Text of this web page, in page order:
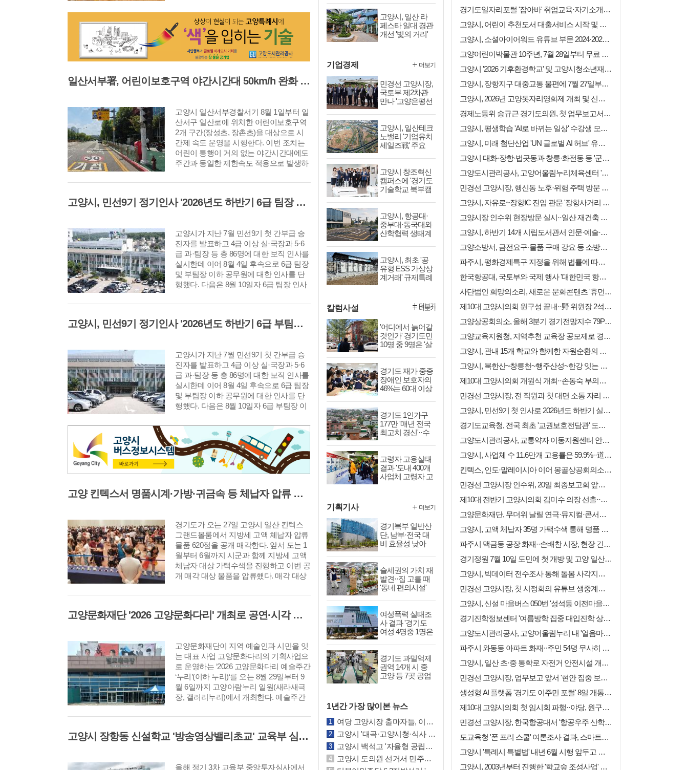
크와 화장실을 전면 정비했으며 자료실과
공용공간의 내부 환경도 개선했다. 또 어
린이와 보호자, 장애인 등 다양한 이용자
가 편리하게 시설을 이용할 수 있도록 화
장실과 이동 동선을 정비하는 등 안전성과
이용 편의성을 높였다.
일산서부署, 어린이보호구역 야간시간대 50km/h 완화 '시간제 속도운영' 시행
고양시 일산서부경찰서기 8월 1일부터 일
산서구 일산로에 위치한 어린이보호구역
2개 구간(장성초, 장촌초)을 대상으로 시
간제 속도 운영을 시행한다. 이번 조치는
어린이 통행이 거의 없는 야간시간대에도
주간과 동일한 제한속도 적용으로 발생하
름을 확보하기 위해서 추진되었다.
고양시, 민선9기 정기인사 '2026년도 하반기 6급 팀장 인사발령 사항'
고양시가 지난 7월 민선9기 첫 간부급 승
진자를 발표하고 4급 이상 실·국장과 5·6
급 과·팀장 등 총 86명에 대한 보직 인사를
실시한데 이어 8월 4일 후속으로 6급 팀장
및 부팀장 이하 공무원에 대한 인사를 단
행했다. 다음은 8월 10일자 6급 팀장 인사
고양시, 민선9기 정기인사 '2026년도 하반기 6급 부팀장 이하 인사발령 사항'
고양시가 지난 7월 민선9기 첫 간부급 승
진자를 발표하고 4급 이상 실·국장과 5·6
급 과·팀장 등 총 86명에 대한 보직 인사를
실시한데 이어 8월 4일 후속으로 6급 팀장
및 부팀장 이하 공무원에 대한 인사를 단
행했다. 다음은 8월 10일자 6급 부팀장 이
고양 킨텍스서 명품시계·가방·귀금속 등 체납자 압류 동산 620점 공개 경매
경기도가 오는 27일 고양시 일산 킨텍스
그랜드볼룸에서 지방세 고액 체납자 압류
물품 620점을 공개 매각한다. 앞서 도는 1
월부터 6월까지 시군과 함께 지방세 고액
체납자 대상 가택수색을 진행하고 이번 공
개 매각 대상 물품을 압류했다. 매각 대상
팔찌 등 귀금속 265점과 미술품, 골프채,
저 입찰가 1,350만원의 위블로 시계와 650
고양문화재단 '2026 고양문화다리' 개최로 공연·시각 등 다채로운 무대 선보여
고양문화재단이 지역 예술인과 시민을 잇
는 대표 사업 고양문화다리의 기획사업으
로 운영하는 ‘2026 고양문화다리 예술주간
‘누리’(이하 누리)‘를 오는 8월 29일부터 9
월 6일까지 고양아람누리 일원(새라새극
장, 갤러리누리)에서 개최한다. 예술주간
리의 기획사업으로 시민이 예술을 일상에
수 있는 접점을 넓히기 위해 마련된 사업고양시 장항동 신설학교 '방송영상밸리초교' 교육부 심사 통과··2030년 개교
올해 정기 3차 교육부 중앙투자심사에서
고양시, 일산 라
페스타 일대 경관
개선 '빛의 거리'
기업경제
민경선 고양시장,
국토부 제2차관
만나 '고양은평선
고양시, 일산테크
노밸리 '기업유치
세일즈戰' 주요
고양시 창조혁신
캠퍼스에 '경기도
기술학교 북부캠
고양시, 항공대·
중부대·동국대와
산학협력 생태계
고양시, 최초 '공
유형 ESS 가상상
계거래' 규제특례
더보기
더보기
칼럼사설
'어디에서 늙어갈
것인가' 경기도민
10명 중 9명은 '살
경기도 재가 중증
장애인 보호자의
46%는 60대 이상
경기도 1인가구
177만 '매년 전국
최고치 경신'··수
고령자 고용실태
결과 '도내 400개
사업체 고령자 고
더보기
기획기사
경기북부 일반산
단, 남부·전국 대
비 효율성 낮아
슬세권의 가치 재
발견··집 고를 때
'동네 편의시설'
여성폭력 실태조
사 결과 '경기도
여성 4명중 1명은
경기도 과밀억제
권역 14개 시 중
고양 등 7곳 공업
요
더보기
1년간 가장 많이본 뉴스
여당 고양시장 출마자들, 이동환 시장의 道 비판에 '4대 현안 실패는 본인 무능 결과'
고양시 '대곡·고양시청·식사 및 가좌·식사 트램' 제2차 경기도 도시철도망에 반영
고양시 백석고 '자율형 공립고' 선정··예산 지원·교육 자율권·지역협력 확대 등 특례
고양시 도의원 선거서 민주당 '싹쓸이'··그나마 고양시의원 선거는 국민의힘 선방
경기도일자리포털 '잡아바' 취업교육·자기소개서 등 무료 취업지원 서비스 제공
고양시, 어린이 추천도서 대출서비스 시작 및 킨텍스 곤충박물관 특별전 개최
고양시, 소셜아이어워드 유튜브 부문 2024·2025년 이어 3년 연속 '대상' 수상
고양어린이박물관 10주년, 7월 28일부터 무료 상설체험 8종·모집교육 4종 운영
고양시 '2026 기후환경학교' 및 고양시청소년재단 '방학 문화체육' 수강생 모집
고양시, 장항지구 대중교통 불편에 7월 27일부터 N003-1번 한시 운행 시작
고양시, 2026년 고양돗자리영화제 개최 및 신중년캠퍼스 하반기 과정 학습자 모집
경제노동위 송규근 경기도의원, 첫 업무보고서 '골목상권 및 전통시장 활성화' 집중
고양시, 평생학습 'AI로 바뀌는 일상' 수강생 모집 및 2026 주민등록 사실조사 실시
고양시, 미래 첨단산업 'UN 글로벌 AI 허브' 유치 추진 및 '고양 IR데이' 23일 개최
고양시 대화·장항·법곳동과 창릉·화전동 등 '군사시설보호 및 비행안전구역' 해제
고양도시관리공사, 고양어울림누리체육센터 '빙상·인공암벽 여름방학 특강' 운영
민경선 고양시장, 행신동 노후·위험 주택 방문 및 독거노인 돌봄 우유배달 사업 협약
고양시, 자유로~장항IC 진입 관문 '장항사거리 병목구간' 좌회전 차로 증설 추진
고양시장 인수위 현장방문 실시··일산 재건축 사업성 확보·원마운트 회생안 등 검토
고양시, 하반기 14개 시립도서관서 인문·예술·생태 아우르는 18개 프로그램 운영
고양소방서, 금전요구·물품 구매 강요 등 소방기관 및 소방공무원 사칭 주의 당부
파주시, 평화경제특구 지정을 위해 법률에 따른 민간사업시행예정자 사전 공모 실시
한국항공대, 국토부와 국제 행사 '대한민국 항공안전포럼·항공안전세미나' 통합 개최
사단법인 희망의소리, 새로운 문화콘텐츠 '휴먼콘서트' 첫선··사람의 가치를 전하다
제10대 고양시의회 원구성 끝내··野 위원장 2석에도 모든 상임위 주도권 민주당에
고양상공회의소, 올해 3분기 경기전망지수 79P로 지역기업 체감경기 여전히 위축
고양교육지원청, 지역추천 교육장 공모제로 경기교육 대전환 이끌 지역인재 선발
고양시, 관내 15개 학교와 함께한 자원순환의 날 마무리 '8월 참여학교 추가 모집'
고양시, 북한산~창릉천~행주산성~한강 잇는 물길 재탄생 '고양 블루웨이' 밑그림
제10대 고양시의회 개원식 개최··손동숙 부의장 선출 '내일 원구성 마무리 예정'
민경선 고양시장, 전 직원과 첫 대면 소통 자리 마련··비전 공유 및 공정 인사 약속
고양시, 민선9기 첫 인사로 2026년도 하반기 실·국장 및 5급 과장 승진자 발표
경기도교육청, 전국 최초 '교권보호전담관' 도입··교육감 직속 교권보호단 구성키로
고양도시관리공사, 교통약자 이동지원센터 안전운전 총력 '사고 건수 지속 감소'
고양시, 사업체 수 11.6만개 고용률은 59.9%··道 '테이터로 보는 31개 시군' 발간
킨텍스, 인도·말레이시아 이어 몽골상공회의소와 몽골 신규 전시장 건립·운영 협약
민경선 고양시장 인수위, 20일 최종보고회 앞두고 분과별 공약 실행방안 발표
제10대 전반기 고양시의회 김미수 의장 선출··내주 여야 합의로 원구성 마무리키로
고양문화재단, 무더위 날릴 연극·뮤지컬·콘서트 등 다채로운 기획공연 무대 올려
고양시, 고액 체납자 35명 가택수색 통해 명품 가방 등 211점 압류 동산 공매 예정
파주시 맥금동 공장 화재··손배찬 시장, 현장 긴급 방문해 후속 지원방안 강구
경기정원 7월 10일 도민에 첫 개방 및 고양 일산호수공원 노후 선착장 정비 완료
고양시, 빅데이터 전수조사 통해 돌봄 사각지대 이웃 144명 통합돌봄 서비스 연계
민경선 고양시장, 첫 시정회의 유튜브 생중계로 소통 및 고양 아레나 美 사업자 면담
고양시, 신설 마을버스 050번 '성석동 이전마을회관~중산사거리' 8일 운행 개시
경기진학정보센터 '여름방학 집중 대입진학 상담의 달' 경기남부·북부 나눠 운영
고양도시관리공사, 고양어울림누리 내 '얼음마루(빙상장) 무더위 쉼터' 7·8월 운영
파주시 와동동 아파트 화재··주민 54명 무사히 대피 '인명피해 없이 초진 완료'
고양시, 일산 초·중 통학로 자전거 안전시설 개선 및 전세사기 예방 아카데미 운영
민경선 고양시장, 업무보고 앞서 '현안 집중 보고회'··8일 시정회의는 유튜브 생중계
생성형 AI 플랫폼 '경기도 이주민 포털' 8일 개통··생활·행정·고용·교육 정보 한곳에
제10대 고양시의회 첫 임시회 파행··야당, 원구성 균형·협치 요구 '7일 속개 예정'
민경선 고양시장, 한국항공대서 '항공우주 산학융합 거점도시' 비전·청사진 제시
도교육청 '폰 프리 스쿨' 여론조사 결과, 스마트폰 수거·보관 필요하다 77.3% 응답
고양시 '특례시 특별법' 내년 6월 시행 앞두고 신규 특례사무 이양준비 본격 돌입
고양시, 2003년부터 진행한 '학교숲 조성사업' 상탄초 완료로 47곳 녹색 쉼터 구현